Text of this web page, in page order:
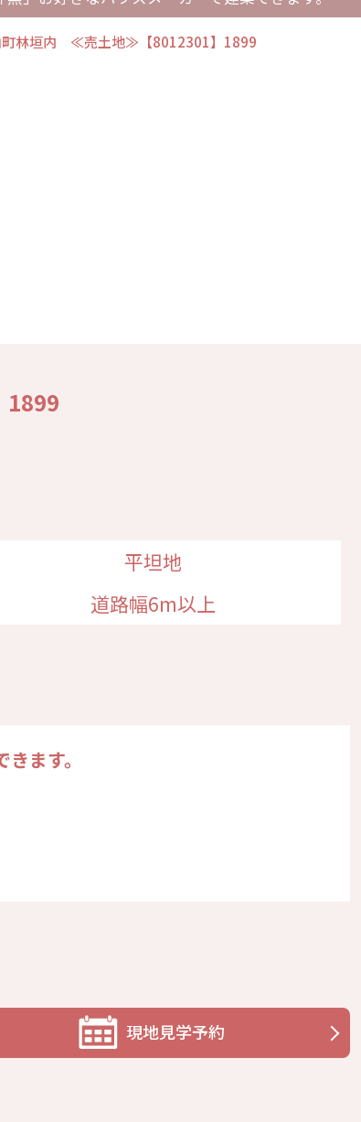
町林垣内 ≪売土地≫【8012301】1899
平坦地
道路幅6m以上
ます。
現地見学予約